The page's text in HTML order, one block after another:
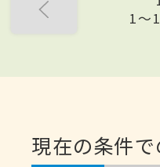
1〜
現在の条件